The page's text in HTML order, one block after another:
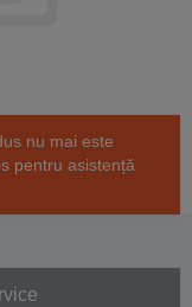
nu mai este
pentru asistență